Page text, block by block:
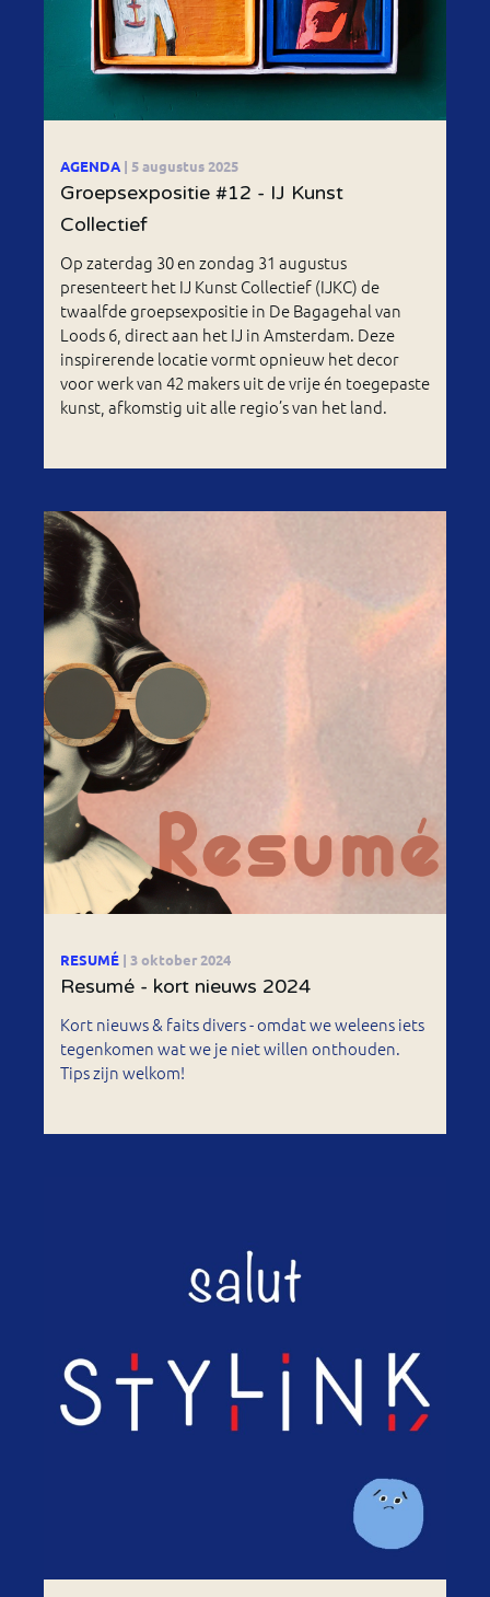
AGENDA | 5 augustus 2025
Groepsexpositie #12 - IJ Kunst
Collectief
Op zaterdag 30 en zondag 31 augustus
presenteert het IJ Kunst Collectief (IJKC) de
twaalfde groepsexpositie in De Bagagehal van
Loods 6, direct aan het IJ in Amsterdam. Deze
inspirerende locatie vormt opnieuw het decor
voor werk van 42 makers uit de vrije én toegepaste
kunst, afkomstig uit alle regio’s van het land.
RESUMÉ | 3 oktober 2024
Resumé - kort nieuws 2024
Kort nieuws & faits divers - omdat we weleens iets
tegenkomen wat we je niet willen onthouden.
Tips zijn welkom!